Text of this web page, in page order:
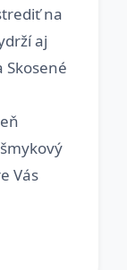
na
aj
Skosené